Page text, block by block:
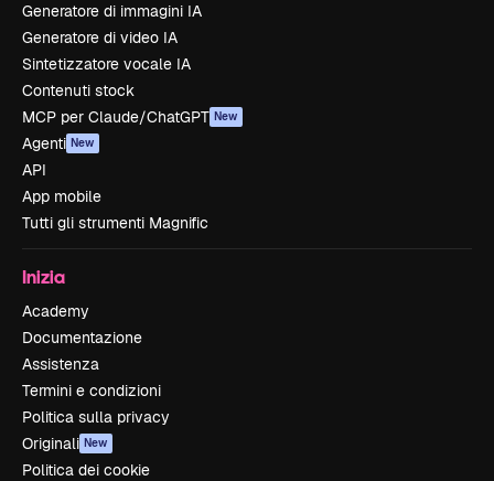
Generatore di immagini IA
Generatore di video IA
Sintetizzatore vocale IA
Contenuti stock
MCP per Claude/ChatGPT New
Agenti New
API
App mobile
Tutti gli strumenti Magnific
Inizia
Academy
Documentazione
Assistenza
Termini e condizioni
Politica sulla privacy
Originali New
Politica dei cookie